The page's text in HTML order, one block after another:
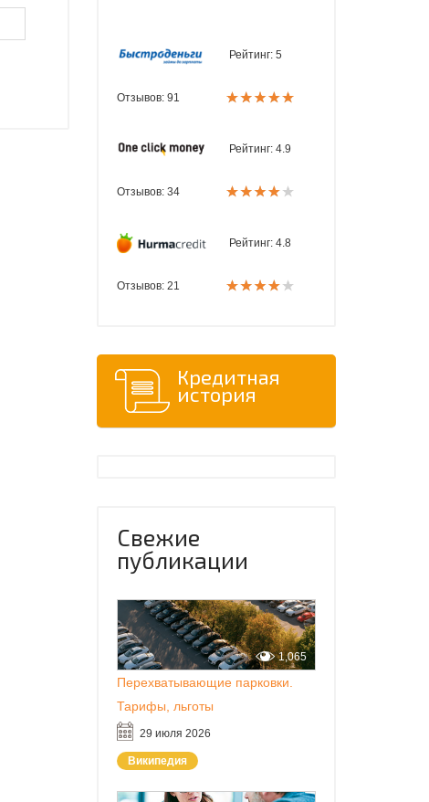
Рейтинг: 5
Отзывов: 91
Рейтинг: 4.9
Отзывов: 34
Рейтинг: 4.8
Отзывов: 21
Кредитная
история
Свежие
публикации
Перехватывающие парковки.
Тарифы, льготы
29 июля 2026
1,065
Википедия